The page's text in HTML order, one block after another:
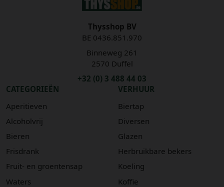
Thysshop BV
BE 0436.851.970
Binneweg 261
2570 Duffel
+32 (0) 3 488 44 03
CATEGORIEËN
Aperitieven
Alcoholvrij
Bieren
Frisdrank
Fruit- en groentensap
Waters
VERHUUR
Biertap
Diversen
Glazen
Herbruikbare bekers
Koeling
Koffie